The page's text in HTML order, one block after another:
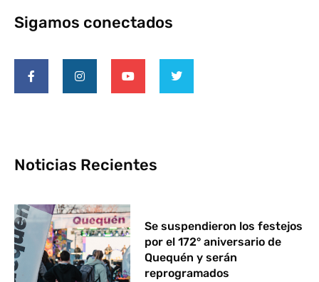
Sigamos conectados
Noticias Recientes
Se suspendieron los festejos
por el 172° aniversario de
Quequén y serán
reprogramados